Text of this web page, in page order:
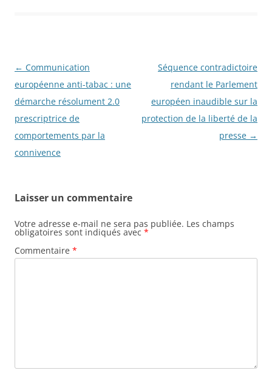
Navigation
des
articles
← Communication
européenne anti-tabac : une
démarche résolument 2.0
prescriptrice de
comportements par la
connivence
Séquence contradictoire
rendant le Parlement
européen inaudible sur la
protection de la liberté de la
presse →
Laisser un commentaire
Votre adresse e-mail ne sera pas publiée. Les champs
obligatoires sont indiqués avec *
Commentaire *